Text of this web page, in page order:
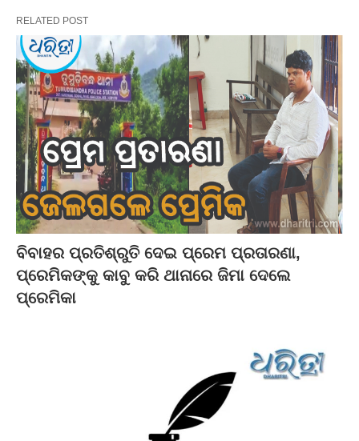
RELATED POST
ବିବାହର ପ୍ରତିଶ୍ରୁତି ଦେଇ ପ୍ରେମ ପ୍ରତାରଣା,
ପ୍ରେମିକଙ୍କୁ କାବୁ କରି ଥାନାରେ ଜିମା ଦେଲେ
ପ୍ରେମିକା